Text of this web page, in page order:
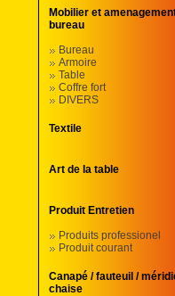
Mobilier et
bureau
Bureau
Armoire
Table
Coffre fort
DIVERS
Textile
Art de la table
Produit Entretien
Produits professionel
Produit courant
Canapé / fauteuil /
chaise